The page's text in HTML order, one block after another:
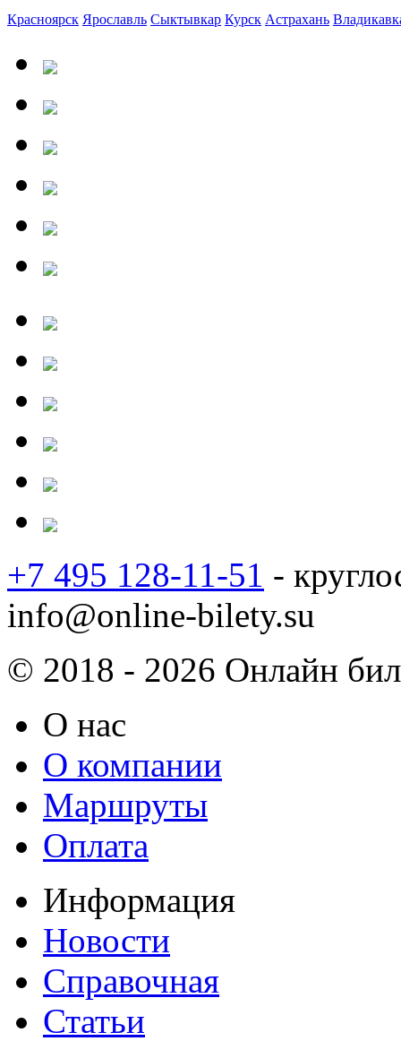
Красноярск Ярославль Сыктывкар Курск Астрахань
+7 495 128-11-51 -
info@online-bilety.su
© 2018 - 2026 Онлайн
О нас
О компании
Маршруты
Оплата
Информация
Новости
Справочная
Статьи